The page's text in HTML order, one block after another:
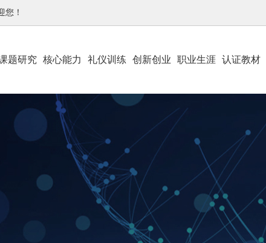
您！
题研究 核心能力 礼仪训练 创新创业 职业生涯 认证教材